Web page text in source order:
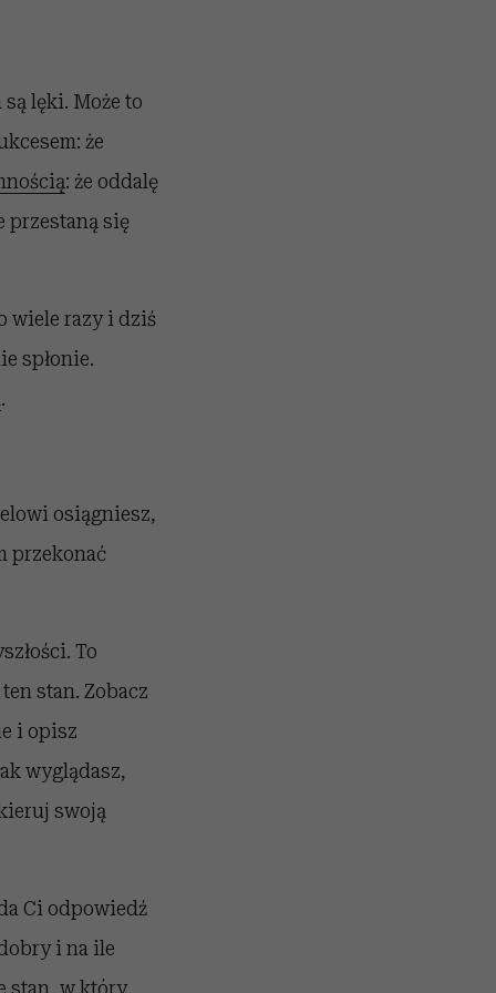
lęki. Może to
że
: że oddalę
przestaną się
wiele razy i dziś
spłonie.
.
osiągniesz,
przekonać
To
stan. Zobacz
i opisz
wyglądasz,
swoją
Ci odpowiedź
i na ile
stan, w który